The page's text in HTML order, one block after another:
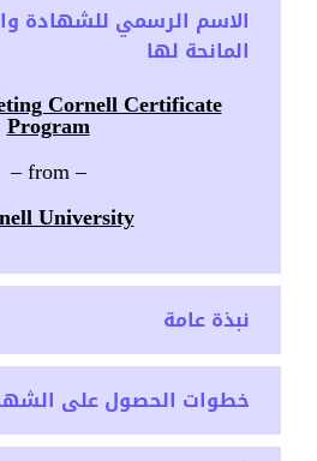
الاسم الرسمي للشهادة
المانحة لها
Cornell Certificate
Program
– from –
University
نبذة عامة
خطوات الحصول على